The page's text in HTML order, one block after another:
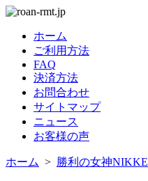
ホーム
ご利用方法
FAQ
決済方法
お問合わせ
サイトマップ
ニュース
お客様の声
ホーム > 勝利の女神NIKKE